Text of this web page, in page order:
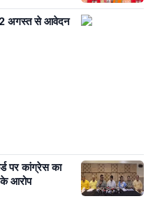
अगस्त से आवेदन
पर कांग्रेस का
के आरोप